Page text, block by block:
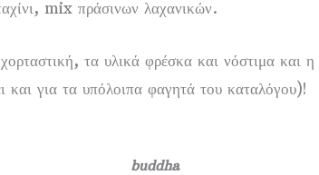
mix πράσινων λαχανικών.
τα υλικά φρέσκα και νόστιμα και
και για τα υπόλοιπα φαγητά του καταλόγου)!
buddha